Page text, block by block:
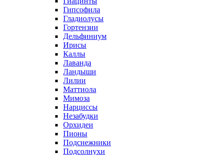
Гипсофила
Гладиолусы
Гортензии
Дельфиниум
Ирисы
Каллы
Лаванда
Ландыши
Лилии
Маттиола
Мимоза
Нарциссы
Незабудки
Орхидеи
Пионы
Подснежники
Подсолнухи